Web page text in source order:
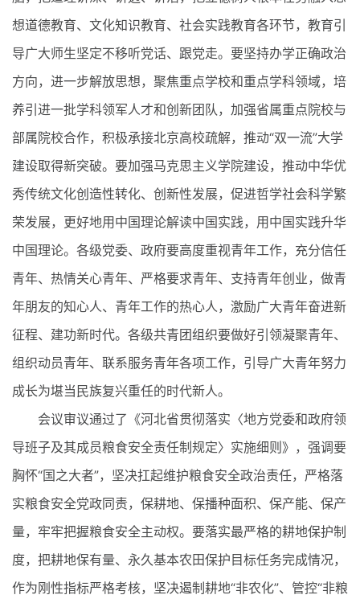
想道德教育、文化知识教育、社会实践教育各环节，教育引
导广大师生坚定不移听党话、跟党走。要坚持办学正确政治
方向，进一步解放思想，聚焦重点学校和重点学科领域，培
养引进一批学科领军人才和创新团队，加强省属重点院校与
部属院校合作，积极承接北京高校疏解，推动“双一流”大学
建设取得新突破。要加强马克思主义学院建设，推动中华优
秀传统文化创造性转化、创新性发展，促进哲学社会科学繁
荣发展，更好地用中国理论解读中国实践，用中国实践升华
中国理论。各级党委、政府要高度重视青年工作，充分信任
青年、热情关心青年、严格要求青年、支持青年创业，做青
年朋友的知心人、青年工作的热心人，激励广大青年奋进新
征程、建功新时代。各级共青团组织要做好引领凝聚青年、
组织动员青年、联系服务青年各项工作，引导广大青年努力
成长为堪当民族复兴重任的时代新人。
会议审议通过了《河北省贯彻落实〈地方党委和政府领
导班子及其成员粮食安全责任制规定〉实施细则》，强调要
胸怀“国之大者”，坚决扛起维护粮食安全政治责任，严格落
实粮食安全党政同责，保耕地、保播种面积、保产能、保产
量，牢牢把握粮食安全主动权。要落实最严格的耕地保护制
度，把耕地保有量、永久基本农田保护目标任务完成情况，
作为刚性指标严格考核，坚决遏制耕地“非农化”、管控“非粮